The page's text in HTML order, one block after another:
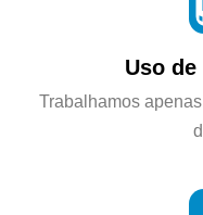
Uso
Trabalhamos